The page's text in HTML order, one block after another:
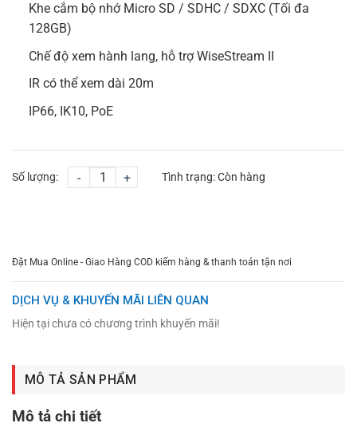
Khe cắm bộ nhớ Micro SD / SDHC / SDXC (Tối đa
128GB)
Chế độ xem hành lang, hỗ trợ WiseStream II
IR có thể xem dài 20m
IP66, IK10, PoE
Số lượng: - + Tình trạng:Còn hàng
Đặt Mua Online - Giao Hàng COD kiểm hàng & thanh toán tận nơi
DỊCH VỤ & KHUYẾN MÃI LIÊN QUAN
Hiện tại chưa có chương trình khuyến mãi!
MÔ TẢ SẢN PHẨM
Mô tả chi tiết